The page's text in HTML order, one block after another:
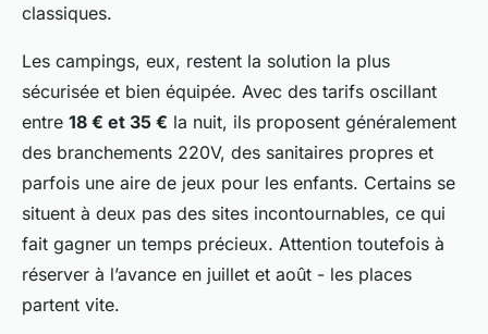
classiques.
Les campings, eux, restent la solution la plus
sécurisée et bien équipée. Avec des tarifs oscillant
entre 18 € et 35 € la nuit, ils proposent généralement
des branchements 220V, des sanitaires propres et
parfois une aire de jeux pour les enfants. Certains se
situent à deux pas des sites incontournables, ce qui
fait gagner un temps précieux. Attention toutefois à
réserver à l’avance en juillet et août - les places
partent vite.